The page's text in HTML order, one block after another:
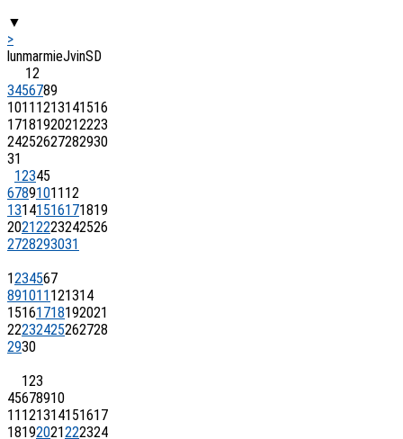
▼
>
lunmarmieJvinSD
12
3456789
10111213141516
17181920212223
24252627282930
31
12345
6789101112
13141516171819
20212223242526
2728293031
1234567
891011121314
15161718192021
22232425262728
2930
123
45678910
11121314151617
18192021222324